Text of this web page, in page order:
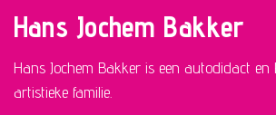
Hans Jochem Bakker
Hans Jochem Bakker is een autodidact en
artistieke familie.